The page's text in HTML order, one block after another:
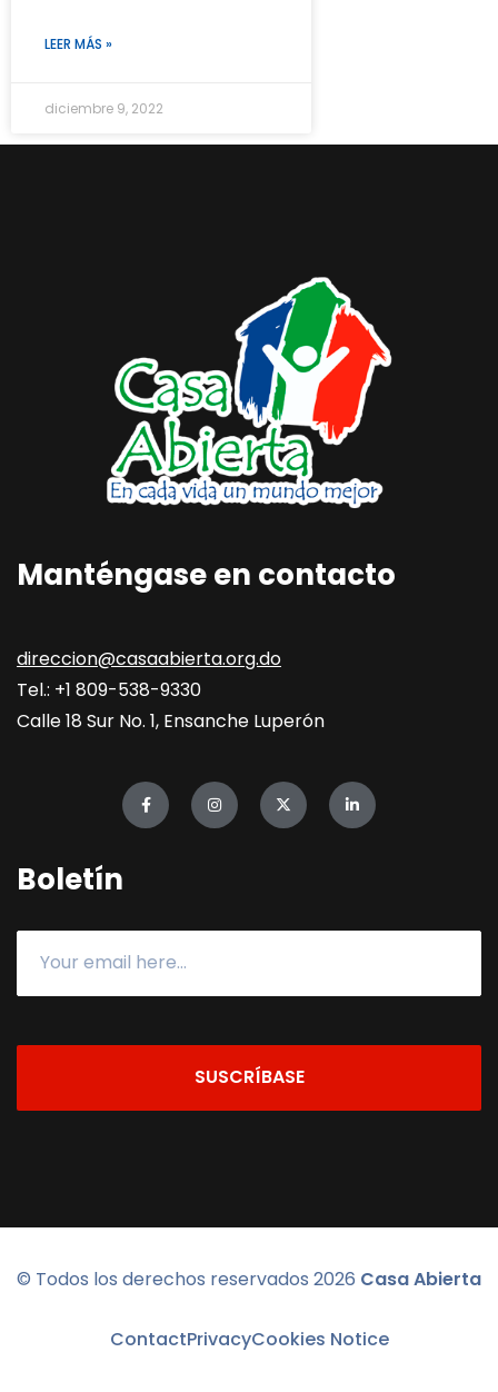
LEER MÁS »
diciembre 9, 2022
Manténgase en contacto
direccion@casaabierta.org.do
Tel.: +1 809-538-9330
Calle 18 Sur No. 1, Ensanche Luperón
Boletín
SUSCRÍBASE
© Todos los derechos reservados 2026 Casa Abierta
ContactPrivacyCookies Notice